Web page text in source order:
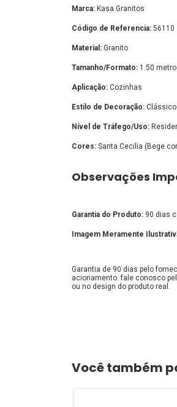
Marca: Kasa Granitos
Código de Referencia: 56110
Material: Granito
Tamanho/Formato: 1.50
Aplicação: Cozinhas
Estilo de Decoração:
Nível de Tráfego/Uso:
Cores: Santa Cecilia (Bege
Observações
Garantia do Produto: 90 dias
Imagem Meramente
Garantia de 90 dias pelo
acionamento. fale conosco
ou no design do produto real.
Você também